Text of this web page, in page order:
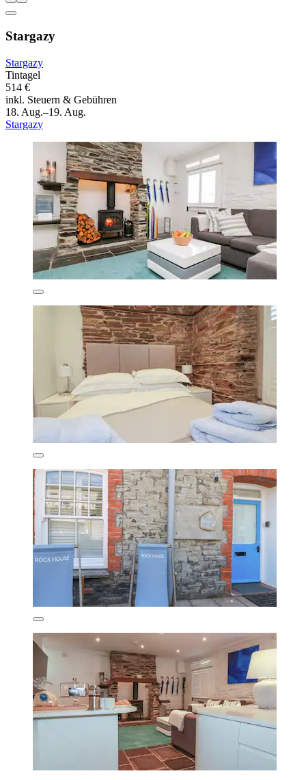
Stargazy
Stargazy
Tintagel
514 €
inkl. Steuern & Gebühren
18. Aug.–19. Aug.
Stargazy